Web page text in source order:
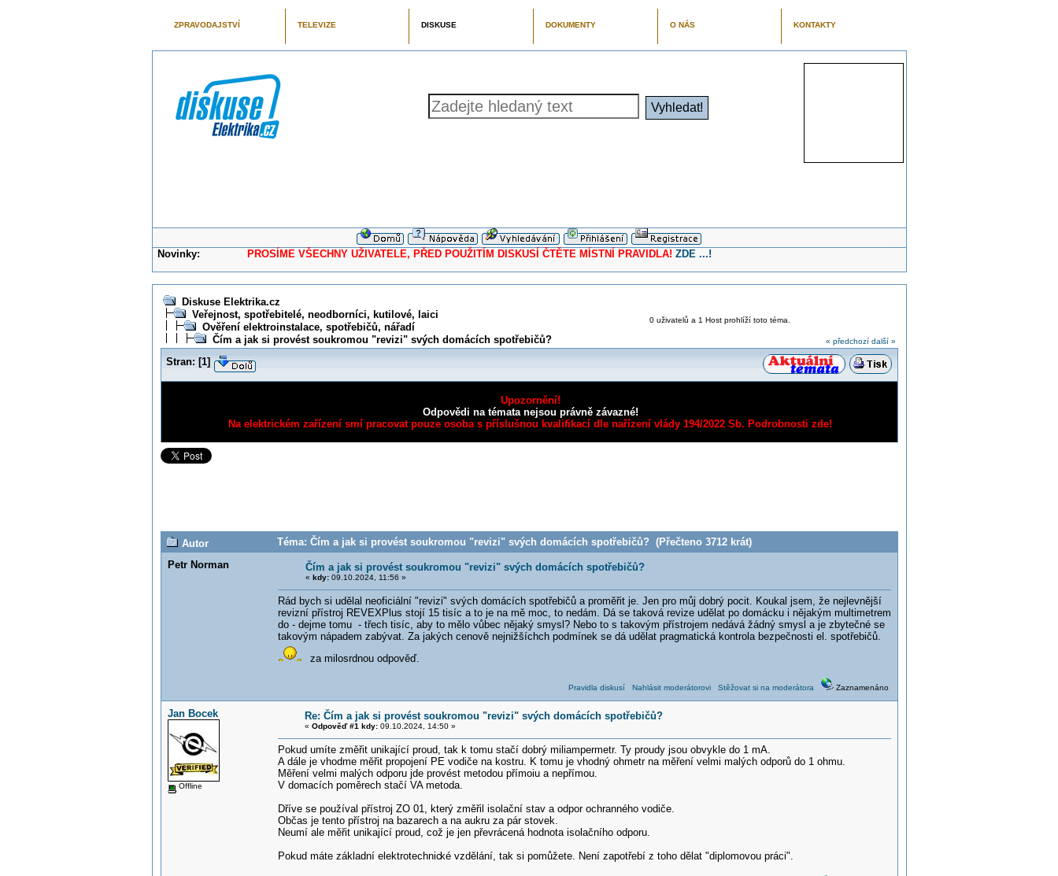
ZPRAVODAJSTVÍ TELEVIZE DISKUSE DOKUMENTY O NÁS KONTAKTY
Novinky: PROSÍME VŠECHNY UŽIVATELE, PŘED POUŽITÍM DISKUSÍ ČTĚTE MÍSTNÍ PRAVIDLA! ZDE ...!
Diskuse Elektrika.cz
Veřejnost, spotřebitelé, neodborníci, kutilové, laici
Ověření elektroinstalace, spotřebičů, nářadí
Čím a jak si provést soukromou "revizi" svých domácích spotřebičů?
0 uživatelů a 1 Host prohlíží toto téma.
« předchozí další »
Stran: [1]
Upozornění!
Odpovědi na témata nejsou právně závazné!
Na elektrickém zařízení smí pracovat pouze osoba s příslušnou kvalifikací dle nařízení vlády 194/2022 Sb. Podrobnosti zde!
Autor
Téma: Čím a jak si provést soukromou "revizi" svých domácích spotřebičů? (Přečteno 3712 krát)
Petr Norman
Čím a jak si provést soukromou "revizi" svých domácích spotřebičů?
« kdy:09.10.2024, 11:56 »
Rád bych si udělal neoficiální "revizi" svých domácích spotřebičů a proměřit je. Jen pro můj dobrý pocit. Koukal jsem, že nejlevnější
revizní přístroj REVEXPlus stojí 15 tisíc a to je na mě moc, to nedám. Dá se taková revize udělat po domácku i nějakým multimetrem
do - dejme tomu - třech tisíc, aby to mělo vůbec nějaký smysl? Nebo to s takovým přístrojem nedává žádný smysl a je zbytečné se
takovým nápadem zabývat. Za jakých cenově nejnižšíchch podmínek se dá udělat pragmatická kontrola bezpečnosti el. spotřebičů.
za milosrdnou odpověď.
Pravidla diskusí Nahlásit moderátorovi Stěžovat si na moderátora Zaznamenáno
Jan Bocek
Offline
Re: Čím a jak si provést soukromou "revizi" svých domácích spotřebičů?
« Odpověď #1 kdy:09.10.2024, 14:50 »
Pokud umíte změřit unikající proud, tak k tomu stačí dobrý miliampermetr. Ty proudy jsou obvykle do 1 mA.
A dále je vhodme měřit propojení PE vodiče na kostru. K tomu je vhodný ohmetr na měření velmi malých odporů do 1 ohmu.
Měření velmi malých odporu jde provést metodou přímoiu a nepřímou.
V domacích poměrech stačí VA metoda.
Dříve se používal přístroj ZO 01, který změřil isolační stav a odpor ochranného vodiče.
Občas je tento přístroj na bazarech a na aukru za pár stovek.
Neumí ale měřit unikající proud, což je jen převrácená hodnota isolačního odporu.
Pokud máte základní elektrotechnické vzdělání, tak si pomůžete. Není zapotřebí z toho dělat "diplomovou práci".